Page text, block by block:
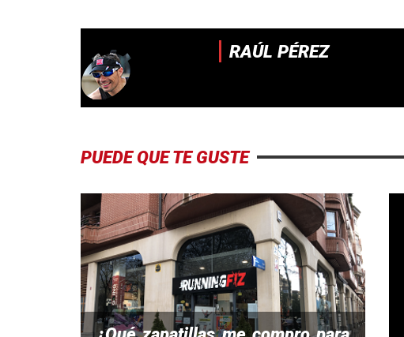
RAÚL PÉREZ
PUEDE QUE TE GUSTE